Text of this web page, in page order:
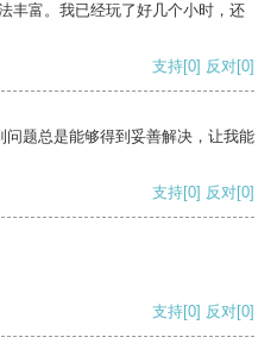
丰富。我已经玩了好几个小时，还
支持[0] 反对[0]
题总是能够得到妥善解决，让我能
支持[0] 反对[0]
支持[0] 反对[0]